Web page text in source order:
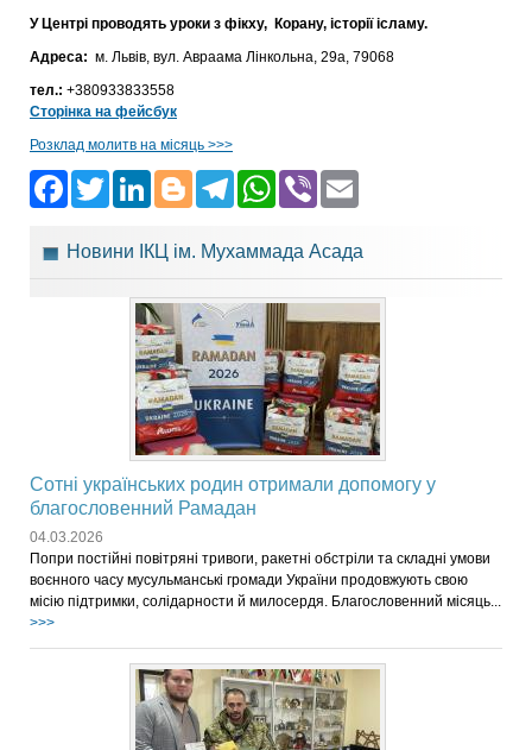
У Центрі проводять уроки з фікху, Корану, історії ісламу.
Адреса: м. Львів, вул. Авраама Лінкольна, 29а, 79068
тел.: +380933833558
Сторінка на фейсбук
Розклад молитв на місяць >>>
Facebook
Twitter
LinkedIn
Blogger
Telegram
WhatsApp
Viber
Новини ІКЦ ім. Мухаммада Асада
Сотні українських родин отримали допомогу у
благословенний Рамадан
04.03.2026
Попри постійні повітряні тривоги, ракетні обстріли та складні умови
воєнного часу мусульманські громади України продовжують свою
місію підтримки, солідарности й милосердя. Благословенний місяць...
>>>